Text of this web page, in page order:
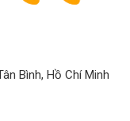
Bình, Hồ Chí Minh